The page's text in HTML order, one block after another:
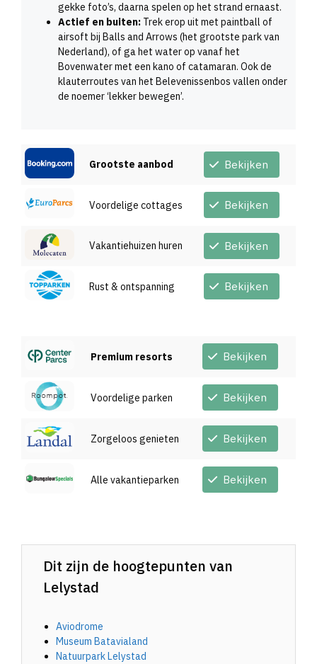
gekke foto’s, daarna spelen op het strand ernaast.
Actief en buiten: Trek erop uit met paintball of
airsoft bij Balls and Arrows (het grootste park van
Nederland), of ga het water op vanaf het
Bovenwater met een kano of catamaran. Ook de
klauterroutes van het Belevenissenbos vallen onder
de noemer ‘lekker bewegen’.
Grootste aanbod Bekijken
Voordelige cottages Bekijken
Vakantiehuizen huren Bekijken
Rust & ontspanning Bekijken
Premium resorts Bekijken
Voordelige parken Bekijken
Zorgeloos genieten Bekijken
Alle vakantieparken Bekijken
Dit zijn de hoogtepunten van
Lelystad
Aviodrome
Museum Batavialand
Natuurpark Lelystad